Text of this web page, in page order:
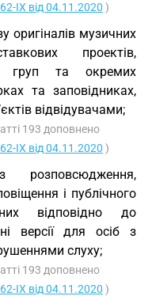
IX від 04.11.2020 )
оригіналів музичних
проектів,
груп та окремих
та заповідниках,
відвідувачами;
193 доповнено
IX від 04.11.2020 )
розповсюдження,
і публічного
відповідно до
версії для осіб з
слуху;
193 доповнено
IX від 04.11.2020 )